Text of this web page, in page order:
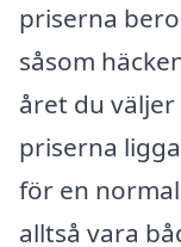
priserna
såsom
året du
priserna
för en
alltså vara